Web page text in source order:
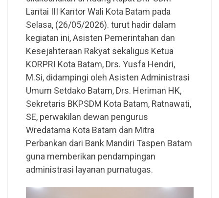
Lantai III Kantor Wali Kota Batam pada
Selasa, (26/05/2026). turut hadir dalam
kegiatan ini, Asisten Pemerintahan dan
Kesejahteraan Rakyat sekaligus Ketua
KORPRI Kota Batam, Drs. Yusfa Hendri,
M.Si, didampingi oleh Asisten Administrasi
Umum Setdako Batam, Drs. Heriman HK,
Sekretaris BKPSDM Kota Batam, Ratnawati,
SE, perwakilan dewan pengurus
Wredatama Kota Batam dan Mitra
Perbankan dari Bank Mandiri Taspen Batam
guna memberikan pendampingan
administrasi layanan purnatugas.